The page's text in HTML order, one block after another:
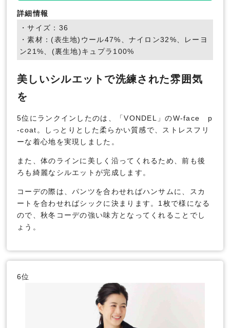
詳細情報
・サイズ：36
・素材：(表生地)ウール47%、ナイロン32%、レーヨ
ン21%、(裏生地)キュプラ100%
美しいシルエットで洗練された雰囲気
を
5位にランクインしたのは、「VONDEL」のW-face p
-coat。しっとりとした柔らかい質感で、ストレスフリ
ーな着心地を実現しました。
また、体のラインに美しく沿ってくれるため、前も後
ろも綺麗なシルエットが完成します。
コーデの際は、パンツを合わせればハンサムに、スカ
ートを合わせればシックに決まります。1枚で様になる
ので、秋冬コーデの強い味方となってくれることでし
ょう。
6位